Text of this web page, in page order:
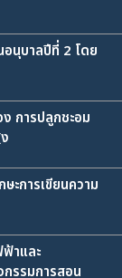
นุบาลปีที่ 2 โดย
ง การปลูกชะอม
ะการเขียนความ
าและ
รรมการสอน